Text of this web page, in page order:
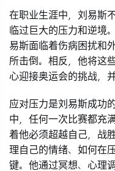
在职业生涯中，刘易斯
临过巨大的压力和逆境
易斯面临着伤病困扰和
所击倒。相反，他将这
心迎接奥运会的挑战，
应对压力是刘易斯成功
中，任何一次比赛都充
着他必须超越自己，战
理自己的情绪、如何在
键。他通过冥想、心理